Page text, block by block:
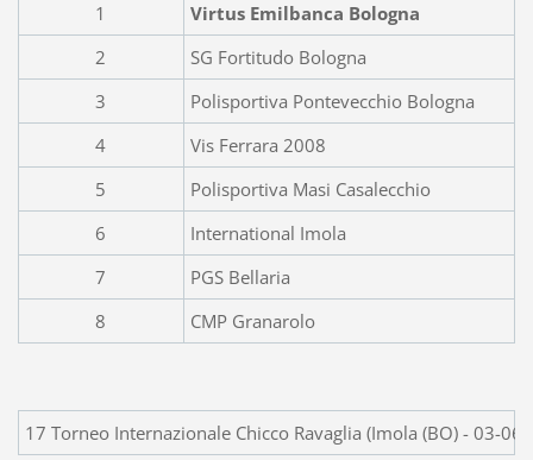
1
Virtus Emilbanca Bologna
2
SG Fortitudo Bologna
3
Polisportiva Pontevecchio Bologna
4
Vis Ferrara 2008
5
Polisportiva Masi Casalecchio
6
International Imola
7
PGS Bellaria
8
CMP Granarolo
17 Torneo Internazionale Chicco Ravaglia (Imola (BO) - 03-